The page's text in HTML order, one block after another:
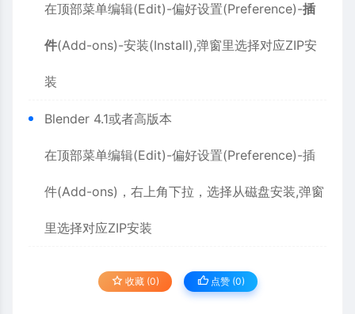
在顶部菜单编辑(Edit)-偏好设置(Preference)-插
件(Add-ons)-安装(Install),弹窗里选择对应ZIP安
装
Blender 4.1或者高版本
在顶部菜单编辑(Edit)-偏好设置(Preference)-插
件(Add-ons)，右上角下拉，选择从磁盘安装,弹窗
里选择对应ZIP安装
收藏 (0) 点赞 (0)